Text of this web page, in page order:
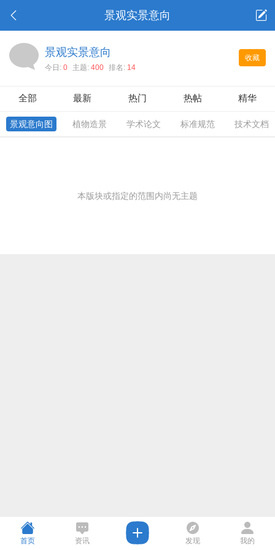
景观实景意向
收藏
景观实景意向
今日: 0 主题: 400 排名: 14
全部 最新 热门 热帖 精华
景观意向图 植物造景 学术论文 标准规范 技术文档
本版块或指定的范围内尚无主题
首页 资讯 发现 我的